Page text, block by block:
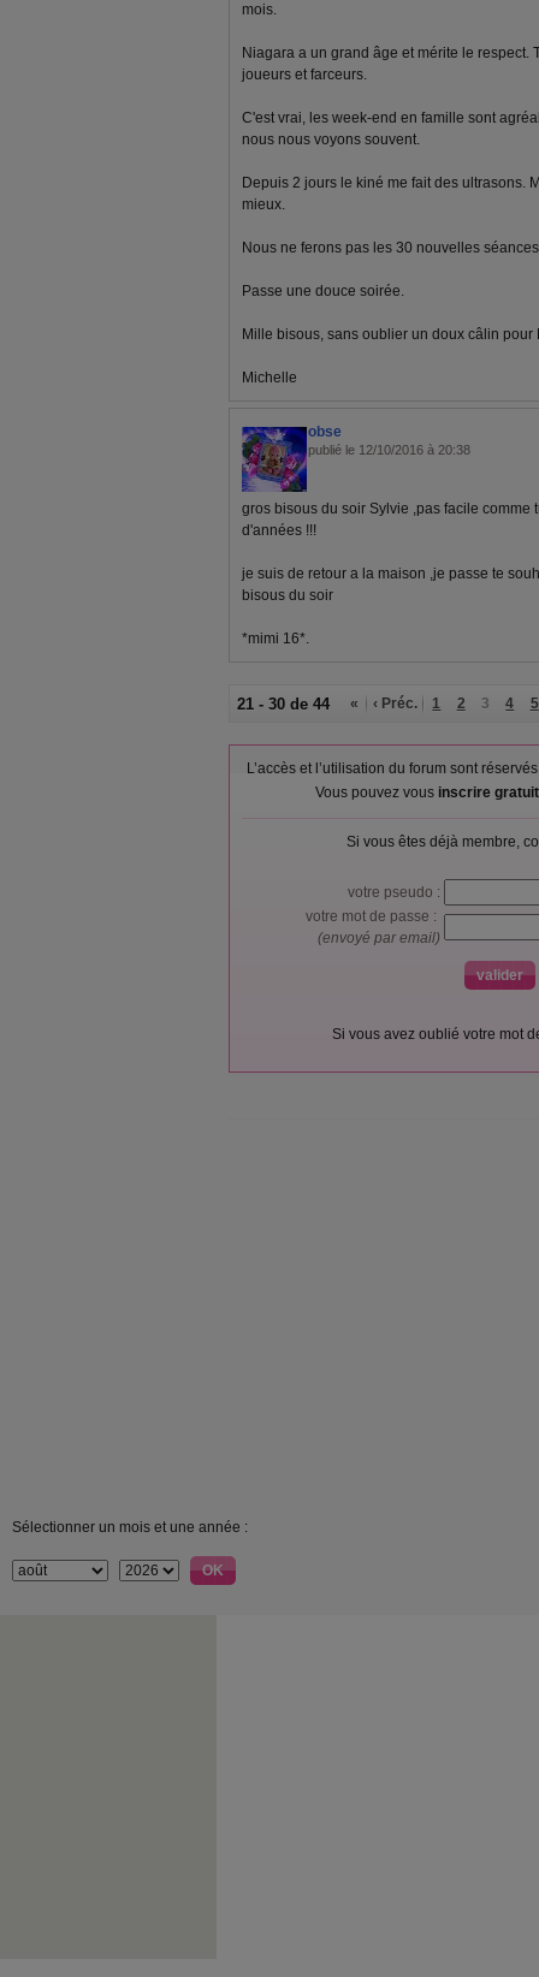
mois.
Niagara a un grand âge et mérite le respect.
joueurs et farceurs.
C'est vrai, les week-end en famille sont
nous nous voyons souvent.
Depuis 2 jours le kiné me fait des ultrasons.
mieux.
Nous ne ferons pas les 30 nouvelles
Passe une douce soirée.
Mille bisous, sans oublier un doux câlin pour
Michelle
obse
publié le 12/10/2016 à 20:38
gros bisous du soir Sylvie ,pas facile comme
d'années !!!
je suis de retour a la maison ,je passe te
bisous du soir
*mimi 16*.
21 - 30 de 44 « ‹ Préc. 1 2 3 4 5
L’accès et l’utilisation du forum sont
Vous pouvez vous inscrire
Si vous êtes déjà membre,
votre pseudo :
votre mot de passe :
(envoyé par email)
Si vous avez oublié votre mot
Sélectionner un mois et une année :